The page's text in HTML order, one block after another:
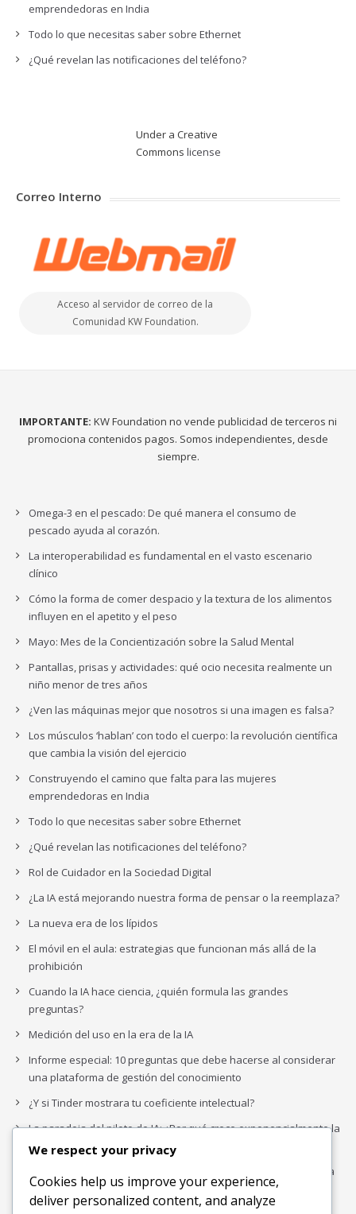
emprendedoras en India
Todo lo que necesitas saber sobre Ethernet
¿Qué revelan las notificaciones del teléfono?
Under a Creative
Commons license
Correo Interno
Acceso al servidor de correo de la
Comunidad KW Foundation.
IMPORTANTE: KW Foundation no vende publicidad de terceros ni
promociona contenidos pagos. Somos independientes, desde
siempre.
Omega-3 en el pescado: De qué manera el consumo de
pescado ayuda al corazón.
La interoperabilidad es fundamental en el vasto escenario
clínico
Cómo la forma de comer despacio y la textura de los alimentos
influyen en el apetito y el peso
Mayo: Mes de la Concientización sobre la Salud Mental
Pantallas, prisas y actividades: qué ocio necesita realmente un
niño menor de tres años
¿Ven las máquinas mejor que nosotros si una imagen es falsa?
Los músculos ‘hablan’ con todo el cuerpo: la revolución científica
que cambia la visión del ejercicio
Construyendo el camino que falta para las mujeres
emprendedoras en India
Todo lo que necesitas saber sobre Ethernet
¿Qué revelan las notificaciones del teléfono?
Rol de Cuidador en la Sociedad Digital
¿La IA está mejorando nuestra forma de pensar o la reemplaza?
La nueva era de los lípidos
El móvil en el aula: estrategias que funcionan más allá de la
prohibición
Cuando la IA hace ciencia, ¿quién formula las grandes
preguntas?
Medición del uso en la era de la IA
Informe especial: 10 preguntas que debe hacerse al considerar
una plataforma de gestión del conocimiento
¿Y si Tinder mostrara tu coeficiente intelectual?
La paradoja del piloto de IA: ¿Por qué crece exponencialmente la
complejidad de la IA empresarial?
Los organigramas de marketing se crearon para los canales. La
IA acaba de dejarlos obsoletos.
We respect your privacy
Cookies help us improve your experience,
deliver personalized content, and analyze